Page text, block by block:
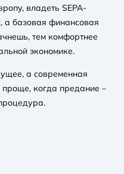
владеть SEPA-
а базовая финансовая
тем комфортнее
экономике.
а современная
проще, когда предание –